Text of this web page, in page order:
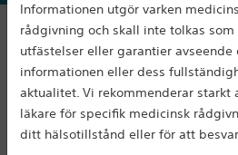
Informationen utgör varken
rådgivning och skall inte tolkas
utfästelser eller garantier
informationen eller dess
aktualitet. Vi rekommenderar starkt
läkare för specifik medicinsk
ditt hälsotillstånd eller för att
Fritidsaktiviteter som
med. Ansträngda
som påverkas negativt.
dig på mycket av det
DU är.